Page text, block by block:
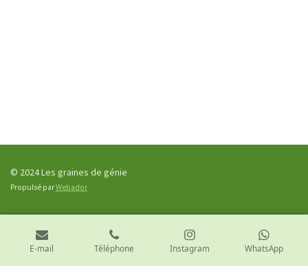
© 2024 Les graines de génie
Propulsé parWebador
E-mail Téléphone Instagram WhatsApp